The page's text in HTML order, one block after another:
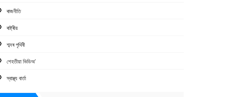
ৰাজনীতি
ৰাষ্ট্ৰীয়
শব্দৰ পৃথিবী
শেহতীয়া ভিডিঅ’
স্বাস্থ্য বাৰ্তা